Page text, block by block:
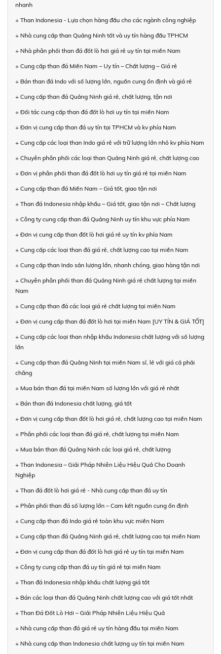
nhanh
+ Than Indonesia - Lựa chọn hàng đầu cho các ngành công nghiệp
+ Nhà cung cấp than Quảng Ninh tốt và uy tín hàng đầu TPHCM
+ Nhà phân phối than đá đốt lò hơi giá rẻ uy tín tại miền Nam
+ Cung cấp than đá Miền Nam – Uy tín – Chất lượng – Giá rẻ
+ Bán than đá Indo với số lượng lớn, nguồn cung ổn định và giá rẻ
+ Cung cấp than đá Quảng Ninh giá rẻ, chất lượng, tận nơi
+ Đối tác cung cấp than đá đốt lò hơi uy tín tại miền Nam
+ Đơn vị cung cấp than đá uy tín tại TPHCM và kv phía Nam
+ Cung cấp các loại than Indo giá rẻ với trữ lượng lớn nhỏ kv phía Nam
+ Chuyên phân phối các loại than Quảng Ninh giá rẻ, chất lượng cao
+ Đơn vị phân phối than đá đốt lò hơi uy tín giá rẻ tại miền Nam
+ Cung cấp than đá Miền Nam – Giá tốt, giao tận nơi
+ Than đá Indonesia nhập khẩu – Giá tốt, giao tận nơi – Chất lượng
+ Công ty cung cấp than đá Quảng Ninh uy tín khu vực phía Nam
+ Đơn vị cung cấp than đốt lò hơi giá rẻ uy tín kv phía Nam
+ Cung cấp các loại than đá giá rẻ, chất lượng cao tại miền Nam
+ Cung cấp than Indo sản lượng lớn, nhanh chóng, giao hàng tận nơi
+ Chuyên phân phối than đá Quảng Ninh giá rẻ chất lượng tại miền
Nam
+ Cung cấp than đá các loại giá rẻ chất lượng tại miền Nam
+ Đơn vị cung cấp than đá đốt lò hơi tại miền Nam [UY TÍN & GIÁ TỐT]
+ Cung cấp các loại than nhập khẩu Indonesia chất lượng với số lượng
lớn
+ Cung cấp than đá Quảng Ninh tại miền Nam sỉ, lẻ với giá cả phải
chăng
+ Mua bán than đá tại miền Nam số lượng lớn với giá rẻ nhất
+ Bán than đá Indonesia chất lượng, giá tốt
+ Đơn vị cung cấp than đốt lò hơi giá rẻ, chất lượng cao tại miền Nam
+ Phân phối các loại than đá giá rẻ, chất lượng tại miền Nam
+ Mua bán than đá Quảng Ninh các loại giá rẻ, chất lượng
+ Than Indonesia – Giải Pháp Nhiên Liệu Hiệu Quả Cho Doanh
Nghiệp
+ Than đá đốt lò hơi giá rẻ - Nhà cung cấp than đá uy tín
+ Phân phối than đá số lượng lớn – Cam kết nguồn cung ổn định
+ Cung cấp than đá Indo giá rẻ toàn khu vực miền Nam
+ Cung cấp than đá Quảng Ninh giá rẻ, chất lượng cao tại miền Nam
+ Đơn vị cung cấp than đá đốt lò hơi giá rẻ uy tín tại miền Nam
+ Công ty cung cấp than đá uy tín giá rẻ tại miền Nam
+ Than đá Indonesia nhập khẩu chất lượng giá tốt
+ Bán các loại than đá Quảng Ninh chất lượng cao với giá tốt nhất
+ Than Đá Đốt Lò Hơi – Giải Pháp Nhiên Liệu Hiệu Quả
+ Nhà cung cấp than đá giá rẻ uy tín hàng đầu tại miền Nam
+ Nhà cung cấp than Indonesia chất lượng uy tín tại miền Nam